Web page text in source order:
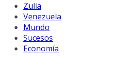
Zulia
Venezuela
Mundo
Sucesos
Economía